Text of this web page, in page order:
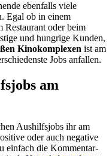
ebenfalls viele
Egal ob in einem
Restaurant oder beim
und hungrige Kunden,
Kinokomplexen ist am
Jobs anfallen.
am
Aushilfsjobs ihr am
oder auch negative
einfach die Kommentar-